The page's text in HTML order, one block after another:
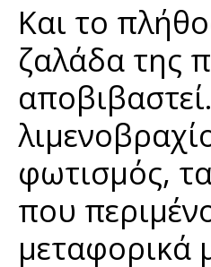
Και το
ζαλάδα της
φωτισμός,
που
μεταφορικά